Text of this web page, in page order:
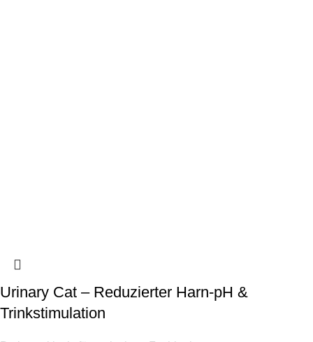
Urinary Cat – Reduzierter Harn-pH &
Trinkstimulation